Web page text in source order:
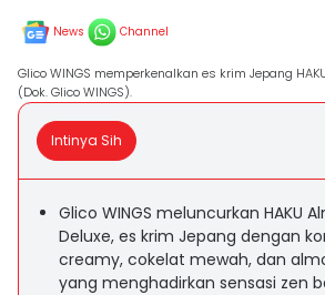
News Channel
Glico WINGS memperkenalkan es krim Jepang
(Dok. Glico WINGS).
Intinya Sih
Glico WINGS meluncurkan HAKU
Deluxe, es krim Jepang dengan
creamy, cokelat mewah, dan
yang menghadirkan sensasi zen